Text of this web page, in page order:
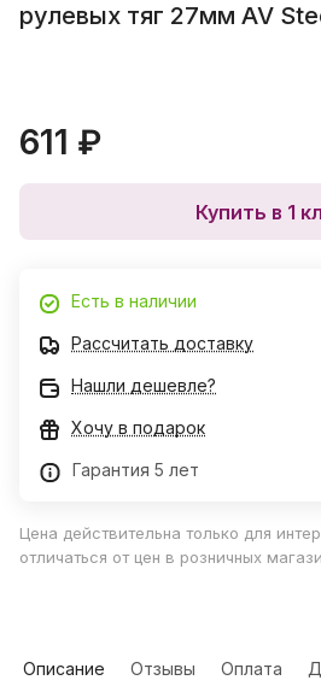
рулевых тяг 27мм AV
611 ₽
Купить в 1
Есть в наличии
Рассчитать доставку
Нашли дешевле?
Хочу в подарок
Гарантия 5 лет
Цена действительна только для
отличаться от цен в розничных
Описание Отзывы Оплата